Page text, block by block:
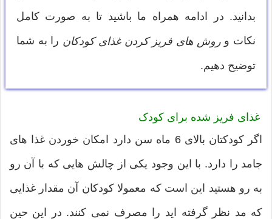
بدانید. در ادامه همراه ما باشید تا به صورت کامل
نکات وروش های فریز کردن غذای کودکان را به شما
توضیح دهیم.
غذای فریز شده برای کودک
اگر کودکتان بالای 6 ماه سن دارد امکان خوردن غذا های
جامد را دارد. با این وجود یکی از چالش هایی که با آن رو
به رو هستید این است که معمولا کودکان آن مقدار غذایی
که مد نظر گرفته اید را مصرف نمی کنند. در این حین